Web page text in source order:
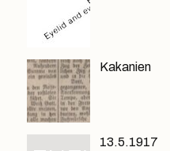
Kakanien
13.5.1917